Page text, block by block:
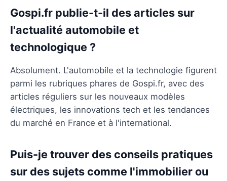
Gospi.fr publie-t-il des articles sur
l'actualité automobile et
technologique ?
Absolument. L'automobile et la technologie figurent
parmi les rubriques phares de Gospi.fr, avec des
articles réguliers sur les nouveaux modèles
électriques, les innovations tech et les tendances
du marché en France et à l'international.
Puis-je trouver des conseils pratiques
sur des sujets comme l'immobilier ou